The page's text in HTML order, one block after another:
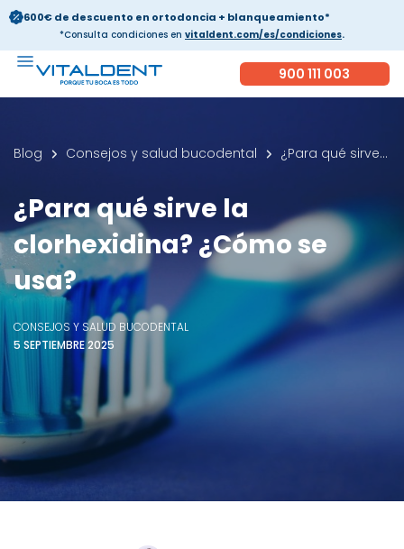
600€ de descuento en ortodoncia + blanqueamiento*
*Consulta condiciones en vitaldent.com/es/condiciones.
900 111 003
Blog Consejos y salud bucodental ¿Para qué sirve la clorhexidina? ¿Cómo se usa?
¿Para qué sirve la
clorhexidina? ¿Cómo se
usa?
CONSEJOS Y SALUD BUCODENTAL
5 SEPTIEMBRE 2025